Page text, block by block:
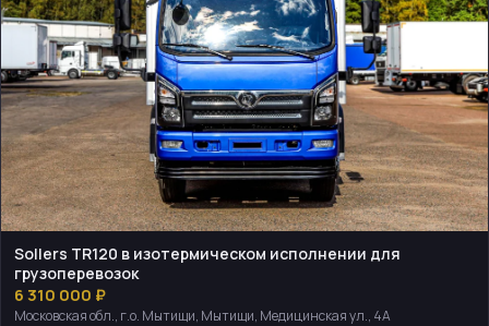
Sollers TR120 в изотермическом исполнении для
грузоперевозок
6 310 000 ₽
Московская обл., г.о. Мытищи, Мытищи, Медицинская ул., 4А